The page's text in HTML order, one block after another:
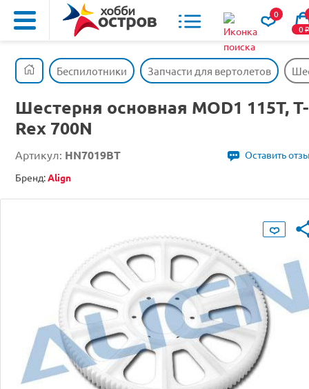
0
0o
Беспилотники Запчасти для вертолетов
Шестерня основная MOD1 115T, T-
Rex 700N
Артикул: HN7019BT
Оставить
Бренд:Align